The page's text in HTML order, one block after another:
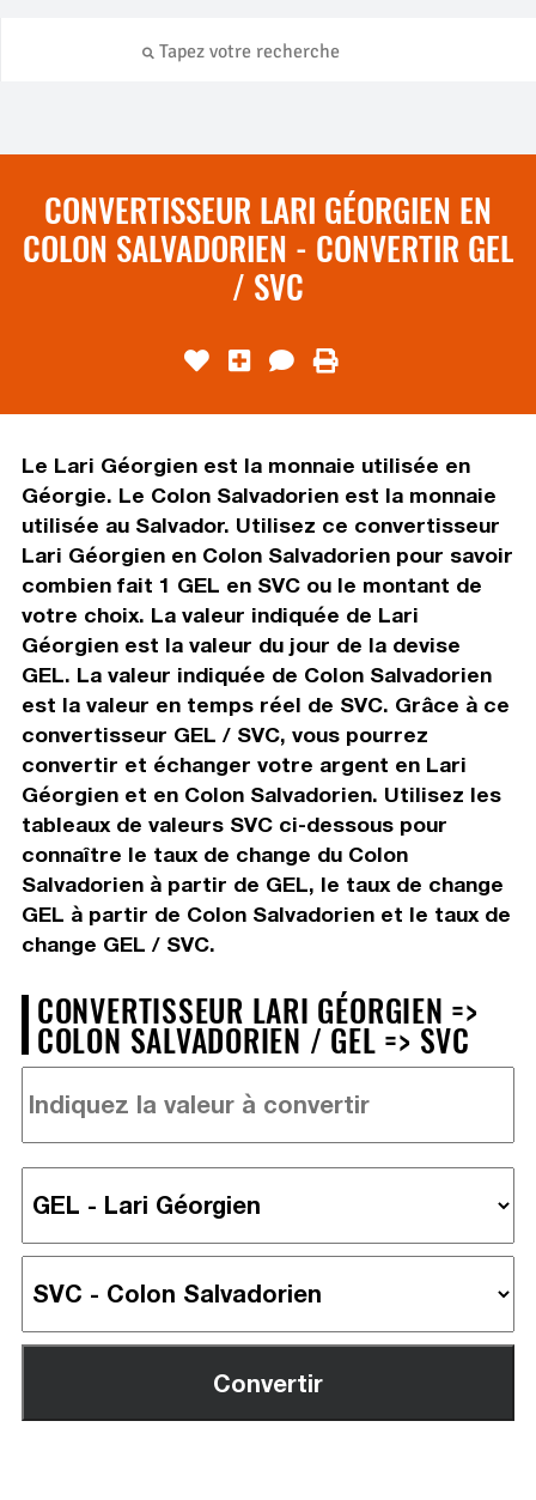
CONVERTISSEUR LARI GÉORGIEN EN
COLON SALVADORIEN - CONVERTIR GEL
/ SVC
Le Lari Géorgien est la monnaie utilisée en
Géorgie. Le Colon Salvadorien est la monnaie
utilisée au Salvador. Utilisez ce convertisseur
Lari Géorgien en Colon Salvadorien pour savoir
combien fait 1 GEL en SVC ou le montant de
votre choix. La valeur indiquée de Lari
Géorgien est la valeur du jour de la devise
GEL. La valeur indiquée de Colon Salvadorien
est la valeur en temps réel de SVC. Grâce à ce
convertisseur GEL / SVC, vous pourrez
convertir et échanger votre argent en Lari
Géorgien et en Colon Salvadorien. Utilisez les
tableaux de valeurs SVC ci-dessous pour
connaître le taux de change du Colon
Salvadorien à partir de GEL, le taux de change
GEL à partir de Colon Salvadorien et le taux de
change GEL / SVC.
CONVERTISSEUR LARI GÉORGIEN =>
COLON SALVADORIEN / GEL => SVC